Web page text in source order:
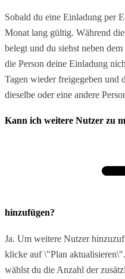
Sobald du eine Einladung per
Monat lang gültig. Während
belegt und du siehst neben
die Person deine Einladung
Tagen wieder freigegeben und
dieselbe oder eine andere
Kann ich weitere Nutzer zu
hinzufügen?
Ja. Um weitere Nutzer
klicke auf \"Plan
wählst du die Anzahl der